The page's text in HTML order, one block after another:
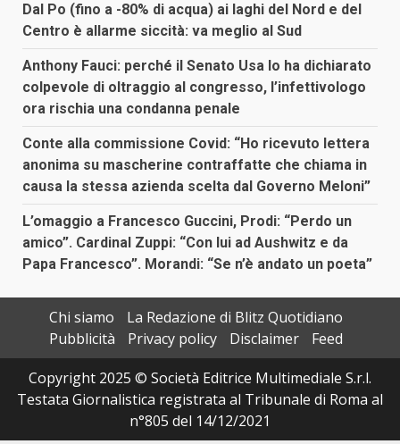
Dal Po (fino a -80% di acqua) ai laghi del Nord e del
Centro è allarme siccità: va meglio al Sud
Anthony Fauci: perché il Senato Usa lo ha dichiarato
colpevole di oltraggio al congresso, l’infettivologo
ora rischia una condanna penale
Conte alla commissione Covid: “Ho ricevuto lettera
anonima su mascherine contraffatte che chiama in
causa la stessa azienda scelta dal Governo Meloni”
L’omaggio a Francesco Guccini, Prodi: “Perdo un
amico”. Cardinal Zuppi: “Con lui ad Aushwitz e da
Papa Francesco”. Morandi: “Se n’è andato un poeta”
Chi siamo
La Redazione di Blitz Quotidiano
Pubblicità
Privacy policy Disclaimer
Feed
Copyright 2025 © Società Editrice Multimediale S.r.l.
Testata Giornalistica registrata al Tribunale di Roma al
n°805 del 14/12/2021